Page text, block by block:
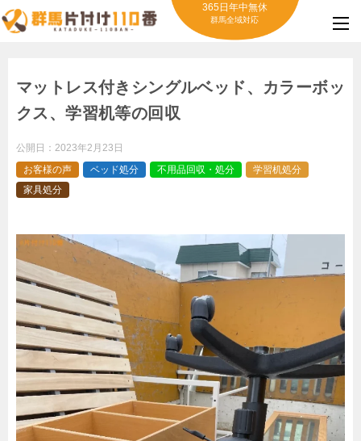
365日年中無休
群馬全域対応
マットレス付きシングルベッド、カラーボッ
クス、学習机等の回収
公開日： 2023年2月23日
お客様の声
ベッド処分 不用品回収・処分
学習机処分
家具処分